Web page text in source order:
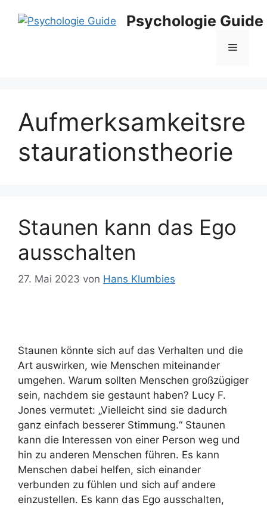
Inhalt
Psychologie Guide
Menü
Aufmerksamkeitsre
staurationstheorie
Staunen kann das Ego
ausschalten
27. Mai 2023 von Hans Klumbies
Staunen könnte sich auf das Verhalten und die
Art auswirken, wie Menschen miteinander
umgehen. Warum sollten Menschen großzügiger
sein, nachdem sie gestaunt haben? Lucy F.
Jones vermutet: „Vielleicht sind sie dadurch
ganz einfach besserer Stimmung.“ Staunen
kann die Interessen von einer Person weg und
hin zu anderen Menschen führen. Es kann
Menschen dabei helfen, sich einander
verbunden zu fühlen und sich auf andere
einzustellen. Es kann das Ego ausschalten,